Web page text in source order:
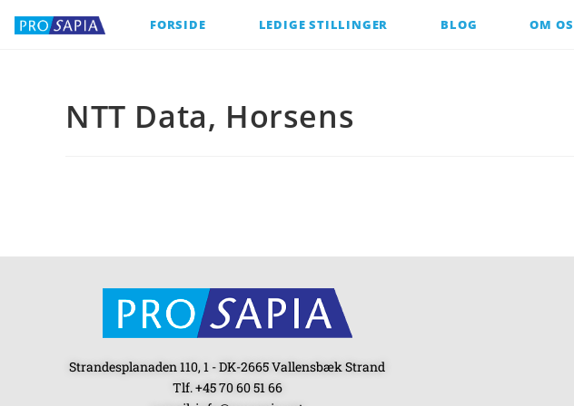
FORSIDE LEDIGE STILLINGER BLOG OM OS
NTT Data, Horsens
Strandesplanaden 110, 1 - DK-2665 Vallensbæk Strand
Tlf. +45 70 60 51 66